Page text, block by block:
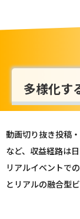
多様化す
動画切り抜き投稿
など、収益経路は
リアルイベントで
とリアルの融合型